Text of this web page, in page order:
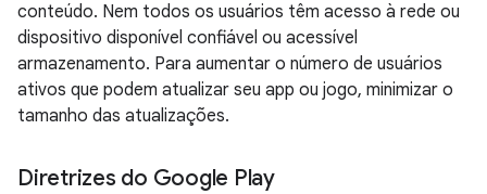
conteúdo. Nem todos os usuários têm acesso à rede ou
dispositivo disponível confiável ou acessível
armazenamento. Para aumentar o número de usuários
ativos que podem atualizar seu app ou jogo, minimizar o
tamanho das atualizações.
Diretrizes do Google Play